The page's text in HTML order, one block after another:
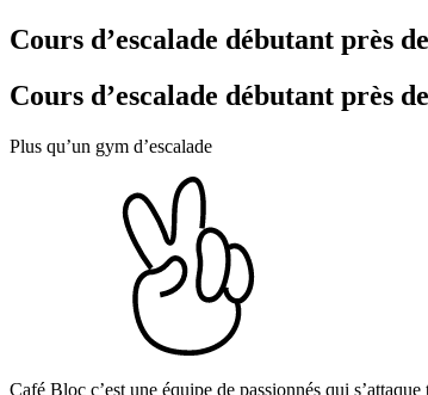
Cours d’escalade débutant près
Cours d’escalade débutant près
Plus qu’un gym d’escalade
Café Bloc c’est une équipe de passionnés qui